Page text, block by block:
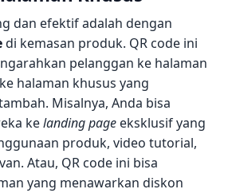
dan efektif adalah dengan
di kemasan produk. QR code ini
pelanggan ke halaman
halaman khusus yang
Misalnya, Anda bisa
kelanding page eksklusif yang
produk, video tutorial,
Atau, QR code ini bisa
yang menawarkan diskon